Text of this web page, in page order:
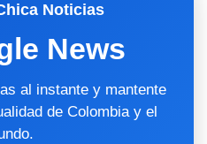
Noticias
News
al instante y mantente
de Colombia y el